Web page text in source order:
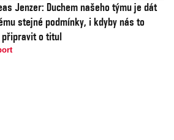
Jenzer: Duchem našeho týmu je dát
stejné podmínky, i kdyby nás to
připravit o titul